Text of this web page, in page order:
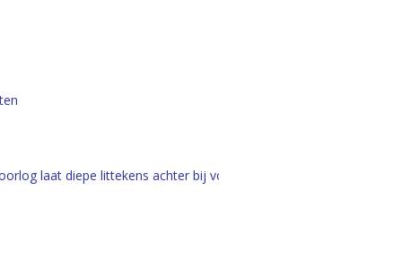
laat diepe littekens achter bij voetbalclubs in de Noordkop